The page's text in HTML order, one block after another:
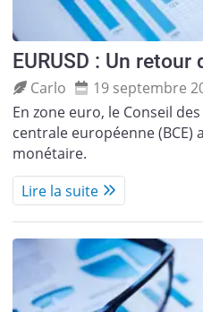
EURUSD : Un
Carlo
19 septembre
En zone euro, le Conseil
centrale européenne
monétaire.
Lire la suite